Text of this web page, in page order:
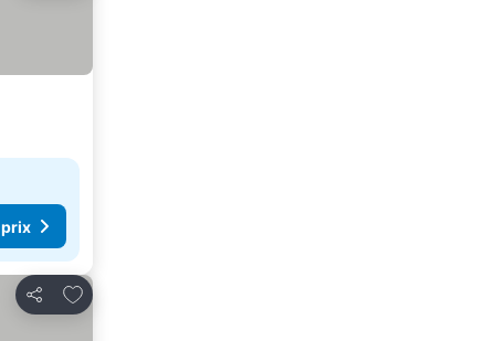
Partager
Ajouter à mes favoris